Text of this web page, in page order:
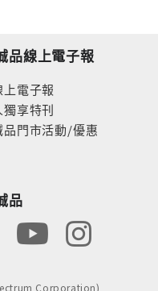
品線上電子報
電子報
享特刊
品門市活動/優惠
品
Corporation)